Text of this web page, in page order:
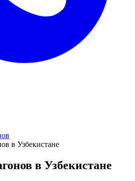
в Узбекистане
в Узбекистане